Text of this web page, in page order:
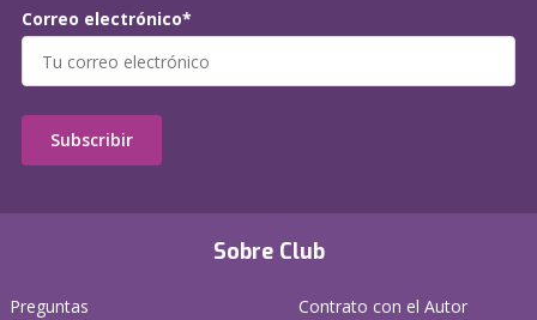
Sobre Club
Preguntas
Contrato con el Autor
Correo electrónico*
Subscribir